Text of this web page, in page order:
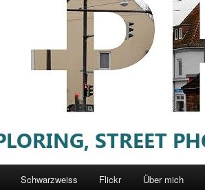
Schwarzweiss Flickr Über mich